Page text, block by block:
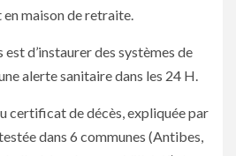
maison de retraite.
est d’instaurer des systèmes de
alerte sanitaire dans les 24 H.
certificat de décès, expliquée par
dans 6 communes (Antibes,